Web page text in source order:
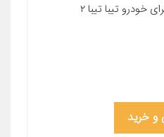
تیبا تیبا ۲
و خرید